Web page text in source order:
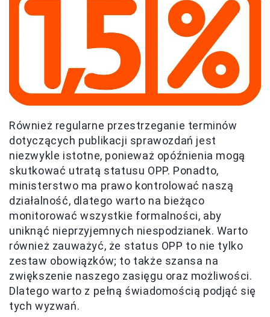
Również regularne przestrzeganie terminów
dotyczących publikacji sprawozdań jest
niezwykle istotne, ponieważ opóźnienia mogą
skutkować utratą statusu OPP. Ponadto,
ministerstwo ma prawo kontrolować naszą
działalność, dlatego warto na bieżąco
monitorować wszystkie formalności, aby
uniknąć nieprzyjemnych niespodzianek. Warto
również zauważyć, że status OPP to nie tylko
zestaw obowiązków; to także szansa na
zwiększenie naszego zasięgu oraz możliwości.
Dlatego warto z pełną świadomością podjąć się
tych wyzwań.